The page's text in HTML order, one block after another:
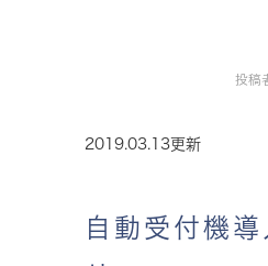
投稿
2019.03.13更新
自動受付機